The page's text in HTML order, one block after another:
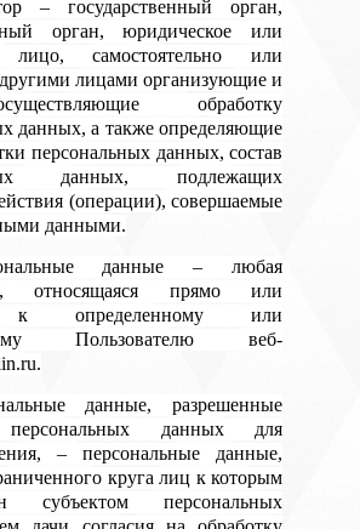
– государственный орган,
орган, юридическое или
лицо, самостоятельно или
лицами организующие и
обработку
данных, а также определяющие
персональных данных, состав
данных, подлежащих
(операции), совершаемые
данными.
данные – любая
относящаяся прямо или
к определенному или
Пользователю веб-
данные, разрешенные
персональных данных для
– персональные данные,
круга лиц к которым
субъектом персональных